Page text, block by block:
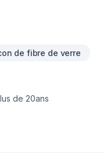
de fibre de verre
de 20ans